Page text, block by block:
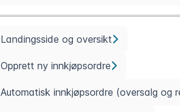
Landingsside og oversikt
Opprett ny innkjøpsordre
Automatisk innkjøpsordre (oversalg og